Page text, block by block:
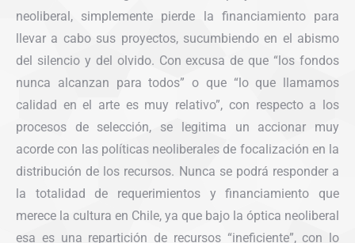
neoliberal, simplemente pierde la financiamiento para
llevar a cabo sus proyectos, sucumbiendo en el abismo
del silencio y del olvido. Con excusa de que “los fondos
nunca alcanzan para todos” o que “lo que llamamos
calidad en el arte es muy relativo”, con respecto a los
procesos de selección, se legitima un accionar muy
acorde con las políticas neoliberales de focalización en la
distribución de los recursos. Nunca se podrá responder a
la totalidad de requerimientos y financiamiento que
merece la cultura en Chile, ya que bajo la óptica neoliberal
esa es una repartición de recursos “ineficiente”, con lo